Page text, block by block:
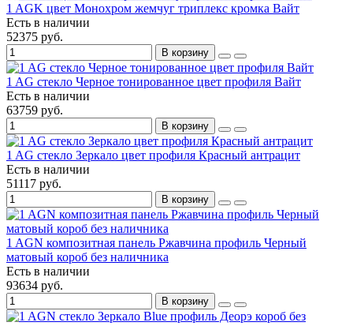
1 AGK цвет Монохром жемчуг триплекс кромка Вайт
Есть в наличии
52375 руб.
В корзину
1 AG стекло Черное тонированное цвет профиля Вайт
Есть в наличии
63759 руб.
В корзину
1 AG стекло Зеркало цвет профиля Красный антрацит
Есть в наличии
51117 руб.
В корзину
1 AGN композитная панель Ржавчина профиль Черный
матовый короб без наличника
Есть в наличии
93634 руб.
В корзину